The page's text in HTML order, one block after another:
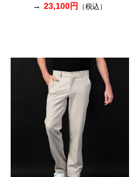
23,100円 （税込）